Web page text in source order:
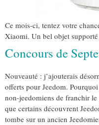
Ce mois-ci, tentez votre
Xiaomi. Un bel objet
Concours de
Nouveauté : j’ajouterais
offerts pour Jeedom.
non-jeedomiens de franchir
que certains découvrent
tombe sur un ancien